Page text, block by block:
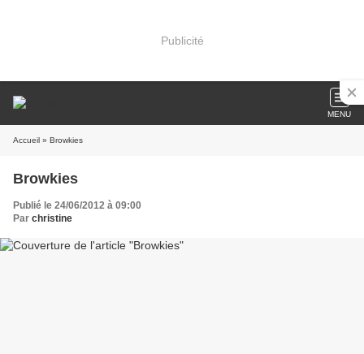
Publicité
MENU
Accueil » Browkies
Browkies
Publié le 24/06/2012 à 09:00
Par christine